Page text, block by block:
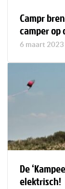
Campr
camper op
6 maart 2023
De
elektrisch!